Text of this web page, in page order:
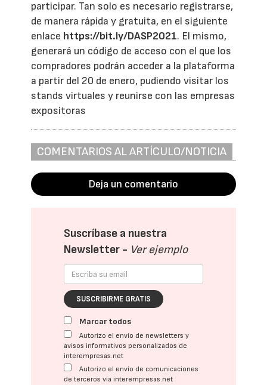
participar. Tan solo es necesario registrarse,
de manera rápida y gratuita, en el siguiente
enlace https://bit.ly/DASP2021. El mismo,
generará un código de acceso con el que los
compradores podrán acceder a la plataforma
a partir del 20 de enero, pudiendo visitar los
stands virtuales y reunirse con las empresas
expositoras
COMENTARIOS AL ARTÍCULO/NOTICIA
Deja un comentario
Suscríbase a nuestra
Newsletter - Ver ejemplo
SUSCRIBIRME GRATIS
Marcar todos
Autorizo el envío de newsletters y
avisos informativos personalizados de
interempresas.net
Autorizo el envío de comunicaciones
de terceros vía interempresas.net